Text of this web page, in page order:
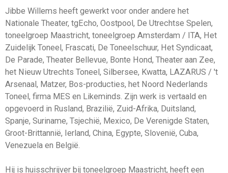
Jibbe Willems heeft gewerkt voor onder andere het
Nationale Theater, tgEcho, Oostpool, De Utrechtse Spelen,
toneelgroep Maastricht, toneelgroep Amsterdam / ITA, Het
Zuidelijk Toneel, Frascati, De Toneelschuur, Het Syndicaat,
De Parade, Theater Bellevue, Bonte Hond, Theater aan Zee,
het Nieuw Utrechts Toneel, Silbersee, Kwatta, LAZARUS / 't
Arsenaal, Matzer, Bos-producties, het Noord Nederlands
Toneel, firma MES en Likeminds. Zijn werk is vertaald en
opgevoerd in Rusland, Brazilië, Zuid-Afrika, Duitsland,
Spanje, Suriname, Tsjechië, Mexico, De Verenigde Staten,
Groot-Brittannië, Ierland, China, Egypte, Slovenië, Cuba,
Venezuela en België.
Hij is huisschrijver bij toneelgroep Maastricht, heeft een